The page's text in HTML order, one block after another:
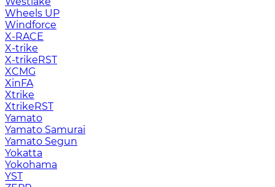
Wheels UP
Windforce
X-RACE
X-trike
X-trikeRST
XCMG
XinFA
Xtrike
XtrikeRST
Yamato
Yamato Samurai
Yamato Segun
Yokatta
Yokohama
YST